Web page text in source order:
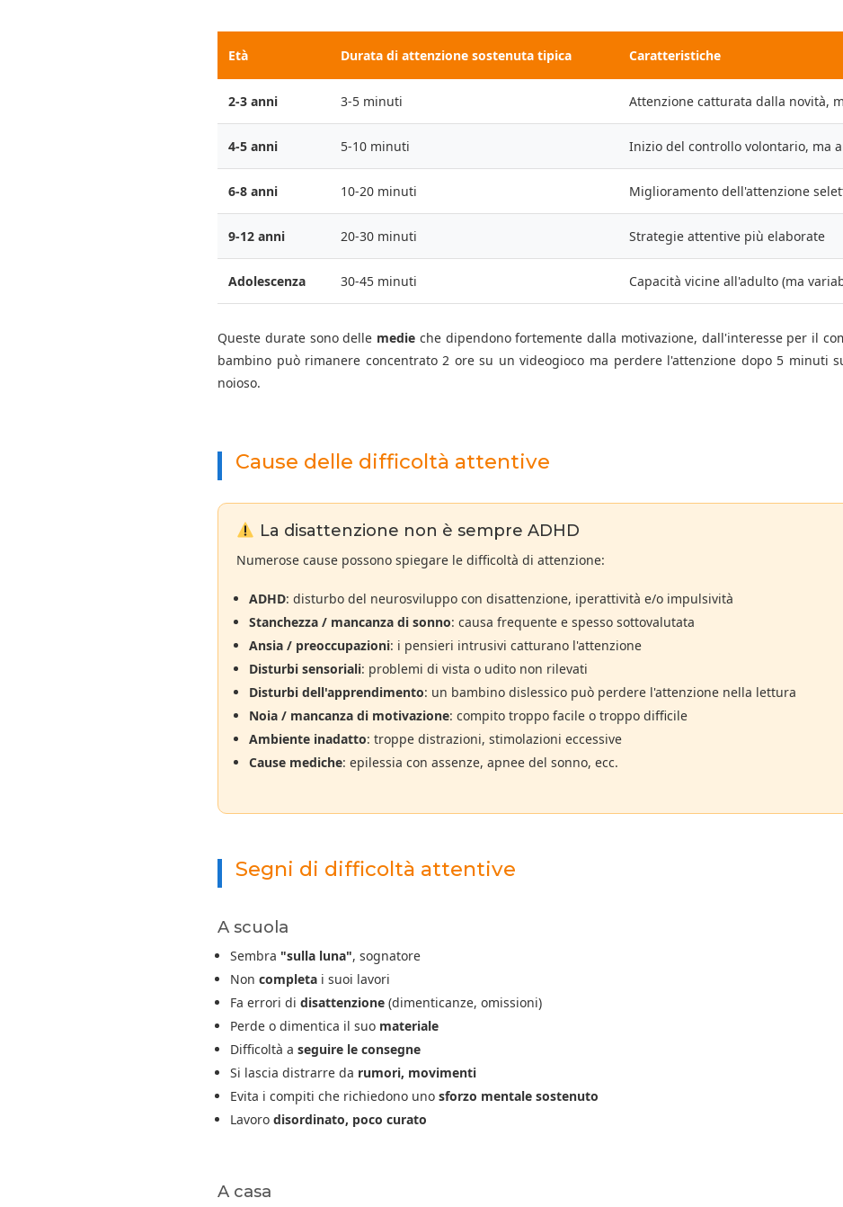
Età Durata di attenzione sostenuta tipica Caratteristiche
2-3 anni 3-5 minuti Attenzione catturata dalla novità,
4-5 anni 5-10 minuti Inizio del controllo volontario, ma
6-8 anni 10-20 minuti Miglioramento dell'attenzione
9-12 anni 20-30 minuti Strategie attentive più elaborate
Adolescenza 30-45 minuti Capacità vicine all'adulto (ma
Queste durate sono delle medie che dipendono fortemente dalla motivazione, dall'interesse per il
bambino può rimanere concentrato 2 ore su un videogioco ma perdere l'attenzione dopo 5 minuti
noioso.
Cause delle difficoltà attentive
La disattenzione non è sempre ADHD
Numerose cause possono spiegare le difficoltà di attenzione:
ADHD: disturbo del neurosviluppo con disattenzione, iperattività e/o impulsività
Stanchezza / mancanza di sonno: causa frequente e spesso sottovalutata
Ansia / preoccupazioni: i pensieri intrusivi catturano l'attenzione
Disturbi sensoriali: problemi di vista o udito non rilevati
Disturbi dell'apprendimento: un bambino dislessico può perdere l'attenzione nella lettura
Noia / mancanza di motivazione: compito troppo facile o troppo difficile
Ambiente inadatto: troppe distrazioni, stimolazioni eccessive
Cause mediche: epilessia con assenze, apnee del sonno, ecc.
Segni di difficoltà attentive
A scuola
Sembra "sulla luna", sognatore
Non completa i suoi lavori
Fa errori di disattenzione (dimenticanze, omissioni)
Perde o dimentica il suo materiale
Difficoltà a seguire le consegne
Si lascia distrarre da rumori, movimenti
Evita i compiti che richiedono uno sforzo mentale sostenuto
Lavoro disordinato, poco curato
A casa